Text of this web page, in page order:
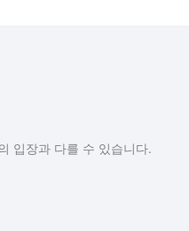
입장과 다를 수 있습니다.